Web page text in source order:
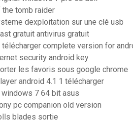
tomb raider
dexploitation sur une clé usb
gratuit antivirus gratuit
complete version for
security android key
les favoris sous google chrome
android 4.1 1 télécharger
7 64 bit asus
pc companion old version
blades sortie